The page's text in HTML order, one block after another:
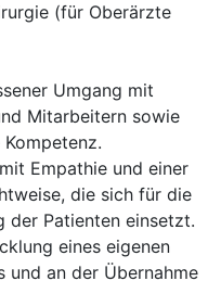
(für Oberärzte
Umgang mit
Mitarbeitern sowie
Empathie und einer
die sich für die
der Patienten einsetzt.
eines eigenen
und an der Übernahme